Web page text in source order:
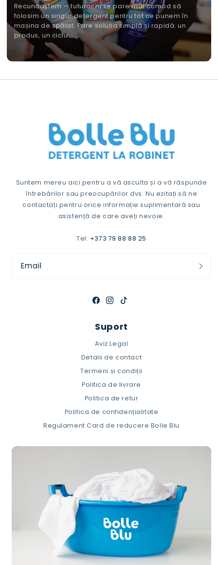
Recunoaștem — tuturor ni se pare mai comod să
folosim un singur detergent pentru tot ce punem în
mașina de spălat. Pare soluția simplă și rapidă: un
produs, un ciclu...
Suntem mereu aici pentru a vă asculta și a vă răspunde
întrebărilor sau preocupărilor dvs. Nu ezitați să ne
contactați pentru orice informație suplimentară sau
asistență de care aveți nevoie.
Tel: +373 79 88 88 25
Email
Facebook
Instagram
TikTok
Suport
Aviz Legal
Detalii de contact
Termeni și condiții
Politica de livrare
Politica de retur
Politica de confidențialitate
Regulament Card de reducere Bolle Blu